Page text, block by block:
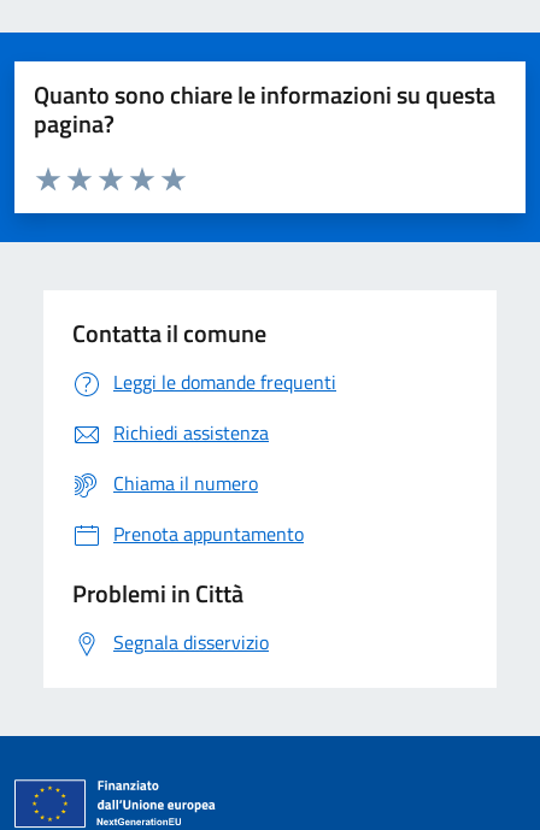
Quanto sono chiare le informazioni su questa
pagina?
Domanda
Valuta da 1 a 5 stelle la pagina
Valuta 5 stelle su 5
Valuta 4 stelle su 5
Valuta 3 stelle su 5
Valuta 2 stelle su 5
Valuta 1 stelle su 5
Contatta il comune
Leggi le domande frequenti
Richiedi assistenza
Chiama il numero
Prenota appuntamento
Problemi in Città
Segnala disservizio